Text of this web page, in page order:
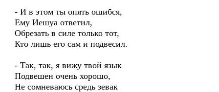
- И в этом ты опять ошибся,
Ему Иешуа ответил,
Обрезать в силе только тот,
Кто лишь его сам и подвесил.
- Так, так, я вижу твой язык
Подвешен очень хорошо,
Не сомневаюсь средь зевак